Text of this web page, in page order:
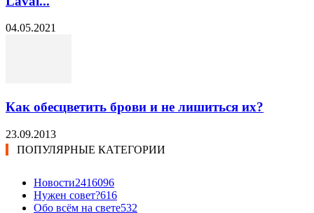
04.05.2021
Как обесцветить брови и не лишиться их?
23.09.2013
ПОПУЛЯРНЫЕ КАТЕГОРИИ
Новости2416096
Нужен совет?616
Обо всём на свете532